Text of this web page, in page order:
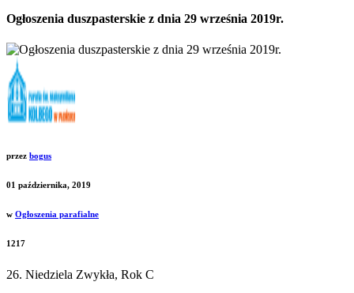
Ogłoszenia duszpasterskie z dnia 29 września 2019r.
przez bogus
01 października, 2019
w Ogłoszenia parafialne
1217
26. Niedziela Zwykła, Rok C